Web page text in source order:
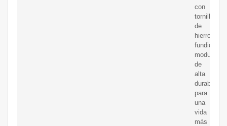
con
tornillo
de
hierro
fundido
modular
de
alta
durabilidad
para
una
vida
más